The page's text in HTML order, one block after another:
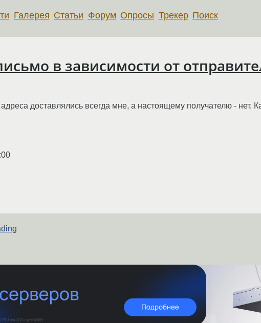
Галерея Статьи Форум Опросы Трекер Поиск
в зависимости от
доставлялись всегда мне, а настоящему получателю - нет.